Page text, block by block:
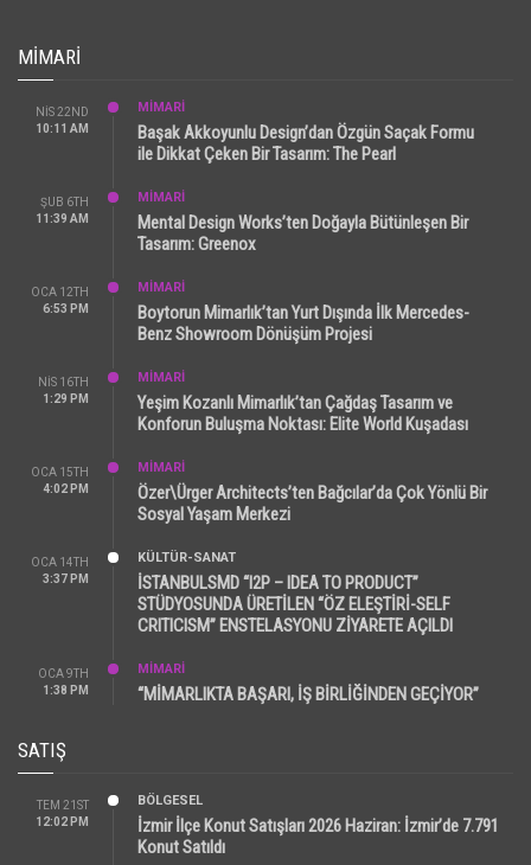
MIMARI
NIS 22ND
10:11 AM
MİMARİ
Başak Akkoyunlu Design’dan Özgün Saçak Formu
ile Dikkat Çeken Bir Tasarım: The Pearl
ŞUB 6TH
11:39 AM
MİMARİ
Mental Design Works’ten Doğayla Bütünleşen Bir
Tasarım: Greenox
OCA 12TH
6:53 PM
MİMARİ
Boytorun Mimarlık’tan Yurt Dışında İlk Mercedes-
Benz Showroom Dönüşüm Projesi
NIS 16TH
1:29 PM
MİMARİ
Yeşim Kozanlı Mimarlık’tan Çağdaş Tasarım ve
Konforun Buluşma Noktası: Elite World Kuşadası
OCA 15TH
4:02 PM
MİMARİ
Özer\Ürger Architects’ten Bağcılar’da Çok Yönlü Bir
Sosyal Yaşam Merkezi
OCA 14TH
3:37 PM
KÜLTÜR-SANAT
İSTANBULSMD “I2P – IDEA TO PRODUCT”
STÜDYOSUNDA ÜRETİLEN “ÖZ ELEŞTİRİ-SELF
CRITICISM” ENSTELASYONU ZİYARETE AÇILDI
OCA 9TH
1:38 PM
MİMARİ
“MİMARLIKTA BAŞARI, İŞ BİRLİĞİNDEN GEÇİYOR”
SATIŞ
TEM 21ST
12:02 PM
BÖLGESEL
İzmir İlçe Konut Satışları 2026 Haziran: İzmir’de 7.791
Konut Satıldı